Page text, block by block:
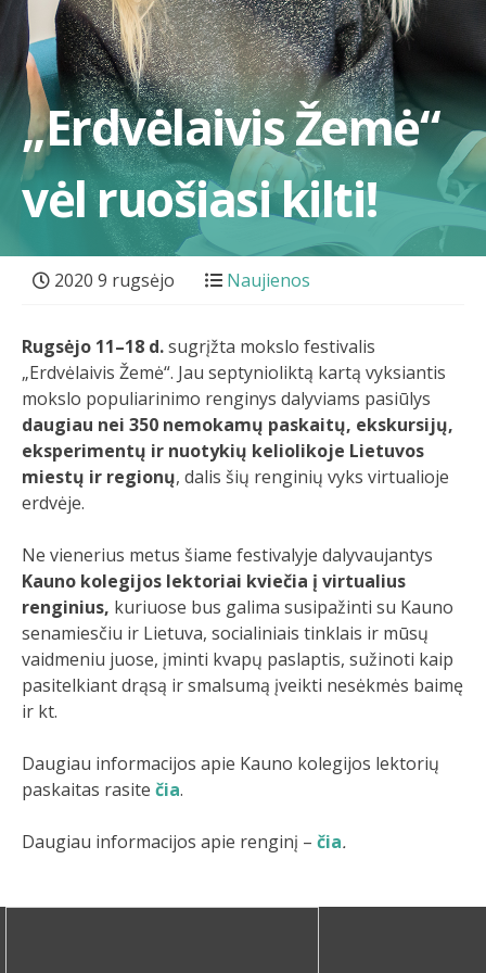
„Erdvėlaivis Žemė“
vėl ruošiasi kilti!
2020 9 rugsėjo Naujienos
Rugsėjo 11–18 d.sugrįžta mokslo festivalis
„Erdvėlaivis Žemė“. Jau septynioliktą kartą vyksiantis
mokslo populiarinimo renginys dalyviams pasiūlys
daugiau nei 350 nemokamų paskaitų, ekskursijų,
eksperimentų ir nuotykių keliolikoje Lietuvos
miestų ir regionų, dalis šių renginių vyks virtualioje
erdvėje.
Ne vienerius metus šiame festivalyje dalyvaujantys
Kauno kolegijos lektoriai kviečia į virtualius
renginius, kuriuose bus galima susipažinti su Kauno
senamiesčiu ir Lietuva, socialiniais tinklais ir mūsų
vaidmeniu juose, įminti kvapų paslaptis, sužinoti kaip
pasitelkiant drąsą ir smalsumą įveikti nesėkmės baimę
ir kt.
Daugiau informacijos apie Kauno kolegijos lektorių
paskaitas rasite čia.
Daugiau informacijos apie renginį – čia.